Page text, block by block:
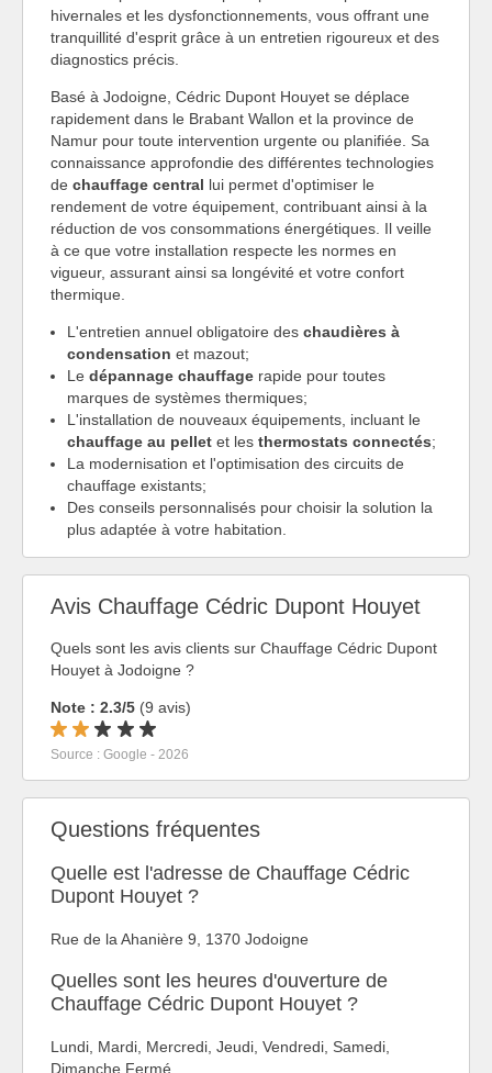
hivernales et les dysfonctionnements, vous offrant une
tranquillité d'esprit grâce à un entretien rigoureux et des
diagnostics précis.
Basé à Jodoigne, Cédric Dupont Houyet se déplace
rapidement dans le Brabant Wallon et la province de
Namur pour toute intervention urgente ou planifiée. Sa
connaissance approfondie des différentes technologies
de chauffage central lui permet d'optimiser le
rendement de votre équipement, contribuant ainsi à la
réduction de vos consommations énergétiques. Il veille
à ce que votre installation respecte les normes en
vigueur, assurant ainsi sa longévité et votre confort
thermique.
L'entretien annuel obligatoire des chaudières à
condensation et mazout;
Le dépannage chauffage rapide pour toutes
marques de systèmes thermiques;
L'installation de nouveaux équipements, incluant le
chauffage au pellet et les thermostats connectés;
La modernisation et l'optimisation des circuits de
chauffage existants;
Des conseils personnalisés pour choisir la solution la
plus adaptée à votre habitation.
Avis Chauffage Cédric Dupont Houyet
Quels sont les avis clients sur Chauffage Cédric Dupont
Houyet à Jodoigne ?
Note : 2.3/5 (9 avis)
Source : Google - 2026
Questions fréquentes
Quelle est l'adresse de Chauffage Cédric
Dupont Houyet ?
Rue de la Ahanière 9, 1370 Jodoigne
Quelles sont les heures d'ouverture de
Chauffage Cédric Dupont Houyet ?
Lundi, Mardi, Mercredi, Jeudi, Vendredi, Samedi,
Dimanche Fermé